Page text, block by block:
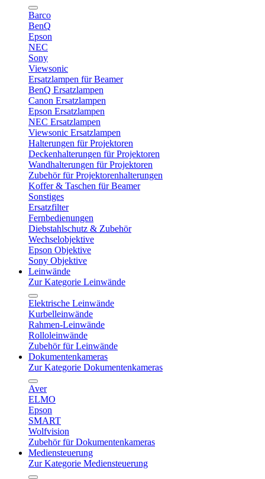
Barco
BenQ
Epson
NEC
Sony
Viewsonic
Ersatzlampen für Beamer
BenQ Ersatzlampen
Canon Ersatzlampen
Epson Ersatzlampen
NEC Ersatzlampen
Viewsonic Ersatzlampen
Halterungen für Projektoren
Deckenhalterungen für Projektoren
Wandhalterungen für Projektoren
Zubehör für Projektorenhalterungen
Koffer & Taschen für Beamer
Sonstiges
Ersatzfilter
Fernbedienungen
Diebstahlschutz & Zubehör
Wechselobjektive
Epson Objektive
Sony Objektive
Leinwände
Zur Kategorie Leinwände
Elektrische Leinwände
Kurbelleinwände
Rahmen-Leinwände
Rolloleinwände
Zubehör für Leinwände
Dokumentenkameras
Zur Kategorie Dokumentenkameras
Aver
ELMO
Epson
SMART
Wolfvision
Zubehör für Dokumentenkameras
Mediensteuerung
Zur Kategorie Mediensteuerung